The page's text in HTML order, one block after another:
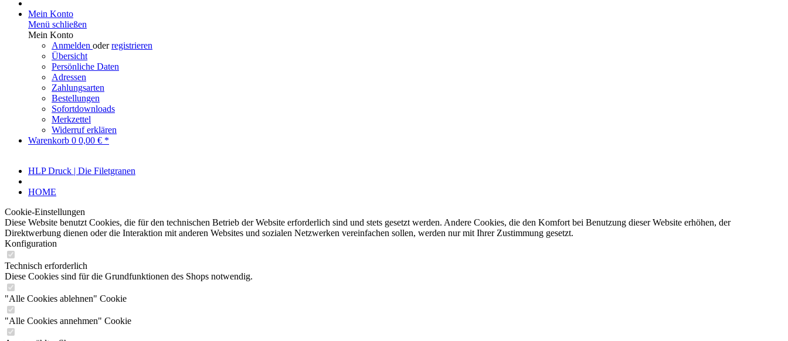
Mein Konto
Menü schließen
Mein Konto
Anmelden oderregistrieren
Übersicht
Persönliche Daten
Adressen
Zahlungsarten
Bestellungen
Sofortdownloads
Merkzettel
Widerruf erklären
Warenkorb 0 0,00 € *
HLP Druck | Die Filetgranen
HOME
Cookie-Einstellungen
Diese Website benutzt Cookies, die für den technischen Betrieb der Website erforderlich sind und stets gesetzt werden. Andere Cookies, die den Komfort bei Benutzung dieser Website erhöhen, der
Direktwerbung dienen oder die Interaktion mit anderen Websites und sozialen Netzwerken vereinfachen sollen, werden nur mit Ihrer Zustimmung gesetzt.
Konfiguration
Technisch erforderlich
Diese Cookies sind für die Grundfunktionen des Shops notwendig.
"Alle Cookies ablehnen" Cookie
"Alle Cookies annehmen" Cookie